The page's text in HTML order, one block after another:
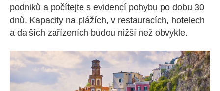
podniků a počítejte s evidencí pohybu po dobu 30
dnů. Kapacity na plážích, v restauracích, hotelech
a dalších zařízeních budou nižší než obvykle.